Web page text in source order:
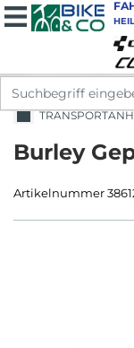
Burley
Artikelnummer